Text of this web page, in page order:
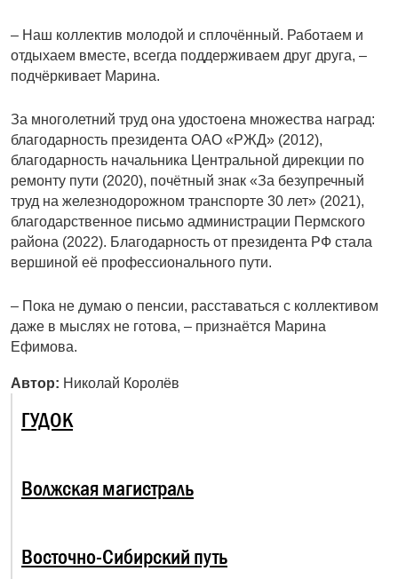
– Наш коллектив молодой и сплочённый. Работаем и
отдыхаем вместе, всегда поддерживаем друг друга, –
подчёркивает Марина.
За многолетний труд она удостоена множества наград:
благодарность президента ОАО «РЖД» (2012),
благодарность начальника Центральной дирекции по
ремонту пути (2020), почётный знак «За безупречный
труд на железнодорожном транспорте 30 лет» (2021),
благодарственное письмо администрации Пермского
района (2022). Благодарность от президента РФ стала
вершиной её профессионального пути.
– Пока не думаю о пенсии, расставаться с коллективом
даже в мыслях не готова, – признаётся Марина
Ефимова.
Автор: Николай Королёв
ГУДОК
Волжская магистраль
Восточно-Сибирский путь